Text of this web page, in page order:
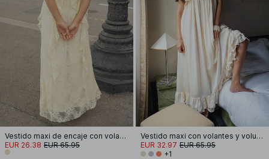
Vestido maxi de encaje con volantes
EUR 26.38 EUR 65.95
Vestido maxi con volantes y volumen
EUR 32.97 EUR 65.95
+1